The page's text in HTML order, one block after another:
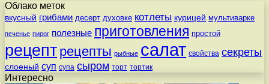
Облако меток
вкусный грибами десерт духовке котлеты курицей мультиварке
печенье пирог полезные приготовления простой
рецепт рецепты рыбные салат свойства секреты
слоеный суп супа сыром торт тортик
Интересно